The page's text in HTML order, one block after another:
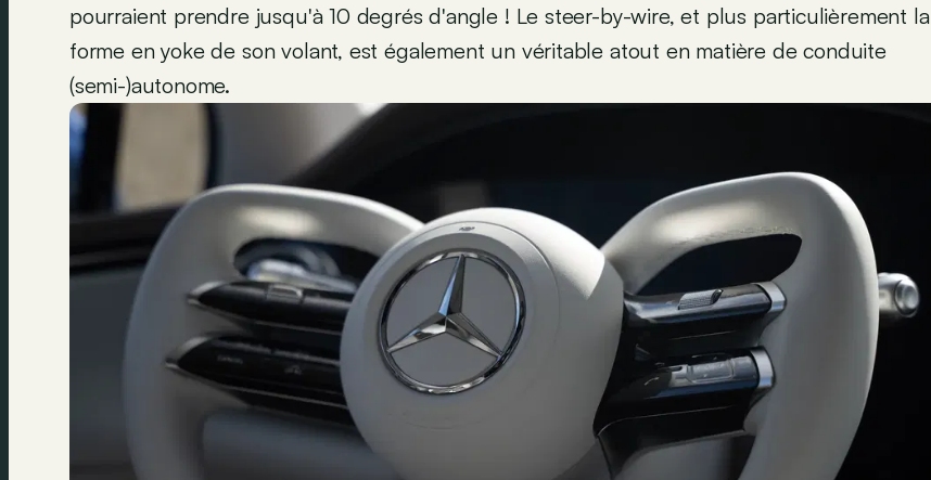
pourraient prendre jusqu'à 10 degrés d'angle ! Le steer-by-wire, et plus particulièrement la
forme en yoke de son volant, est également un véritable atout en matière de conduite
(semi-)autonome.